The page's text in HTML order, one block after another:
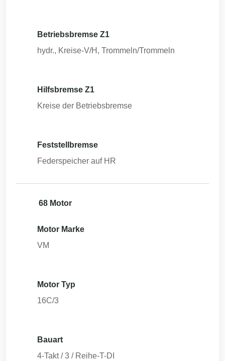
Betriebsbremse Z1
hydr., Kreise-V/H, Trommeln/Trommeln
Hilfsbremse Z1
Kreise der Betriebsbremse
Feststellbremse
Federspeicher auf HR
68 Motor
Motor Marke
VM
Motor Typ
16C/3
Bauart
4-Takt / 3 / Reihe-T-DI